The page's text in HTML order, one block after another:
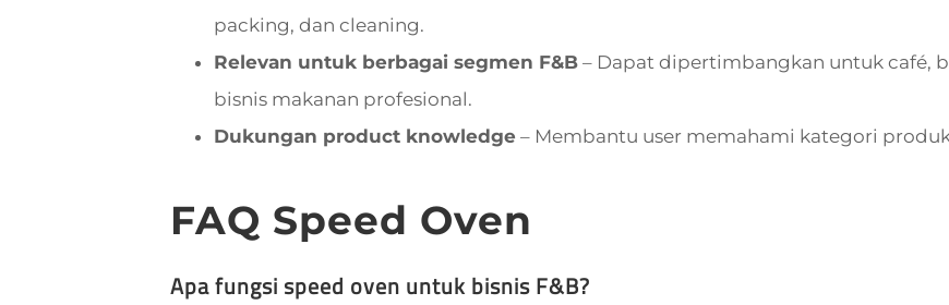
packing, dan cleaning.
Relevan untuk berbagai segmen F&B – Dapat dipertimbangkan untuk café,
bisnis makanan profesional.
Dukungan product knowledge – Membantu user memahami kategori
FAQ Speed Oven
Apa fungsi speed oven untuk bisnis F&B?